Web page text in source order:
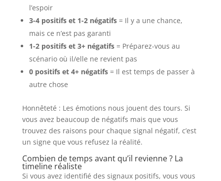
l’espoir
3-4 positifs et 1-2 négatifs= Il y a une chance,
mais ce n’est pas garanti
1-2 positifs et 3+ négatifs= Préparez-vous au
scénario où il/elle ne revient pas
0 positifs et 4+ négatifs= Il est temps de passer à
autre chose
Honnêteté : Les émotions nous jouent des tours. Si
vous avez beaucoup de négatifs mais que vous
trouvez des raisons pour chaque signal négatif, c’est
un signe que vous refusez la réalité.
Combien de temps avant qu’il revienne ? La
timeline réaliste
Si vous avez identifié des signaux positifs, vous vous